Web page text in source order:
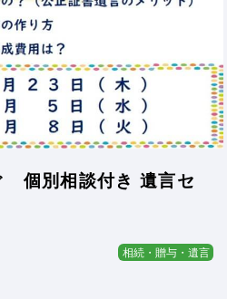
個別相談付き 遺言セ
相続・贈与・遺言